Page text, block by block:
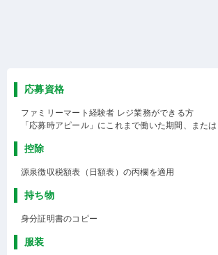
応募資格
ファミリーマート経験者 レジ業務ができる方
「応募時アピール」にこれまで働いた期間、また
控除
源泉徴収税額表（日額表）の丙欄を適用
持ち物
身分証明書のコピー
服装